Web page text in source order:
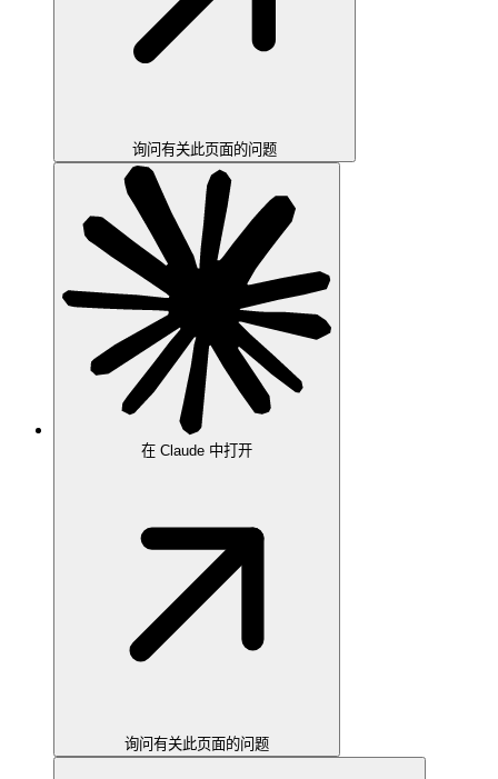
询问有关此页面的问题
在 Claude 中打开
询问有关此页面的问题